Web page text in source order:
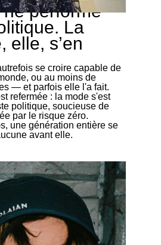
performe
La
elle, s’en
se croire capable de
ou au moins de
— et parfois elle l'a fait.
refermée : la mode s'est
politique, soucieuse de
par le risque zéro.
une génération entière se
avant elle.